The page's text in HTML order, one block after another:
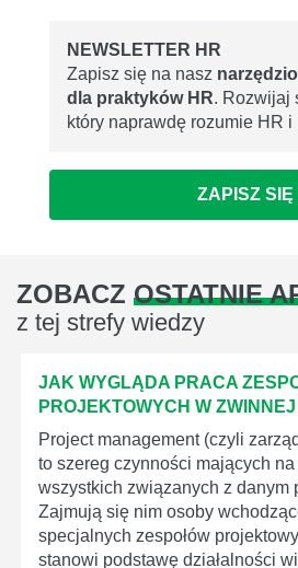
NEWSLETTER HR
Zapisz się na nasz
dla praktyków HR. Rozwijaj
który naprawdę rozumie HR i
ZAPISZ SIĘ
ZOBACZ OSTATNIE
z tej strefy wiedzy
JAK WYGLĄDA PRACA
PROJEKTOWYCH W
Project management (czyli
to szereg czynności mających
wszystkich związanych z danym
Zajmują się nim osoby
specjalnych zespołów
stanowi podstawę działalności